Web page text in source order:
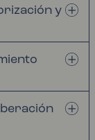
y